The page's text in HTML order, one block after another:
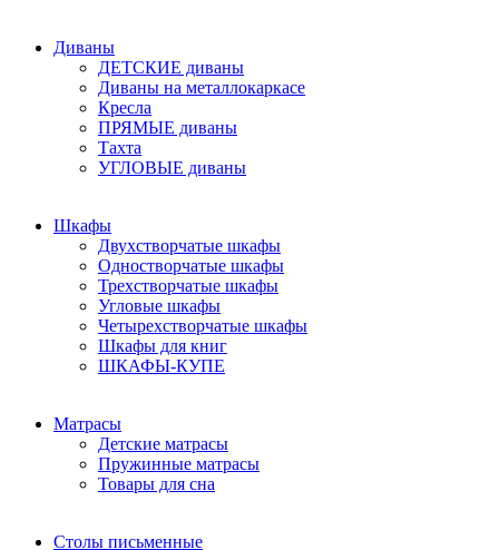
Диваны
ДЕТСКИЕ диваны
Диваны на металлокаркасе
Кресла
ПРЯМЫЕ диваны
Тахта
УГЛОВЫЕ диваны
Шкафы
Двухстворчатые шкафы
Одностворчатые шкафы
Трехстворчатые шкафы
Угловые шкафы
Четырехстворчатые шкафы
Шкафы для книг
ШКАФЫ-КУПЕ
Матрасы
Детские матрасы
Пружинные матрасы
Товары для сна
Столы письменные